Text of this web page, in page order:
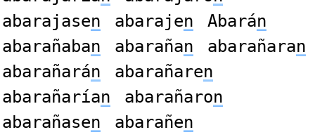
abarajasen abarajen Abarán
abarañaban abarañan abarañaran
abarañarán abarañaren
abarañarían abarañaron
abarañasen abarañen